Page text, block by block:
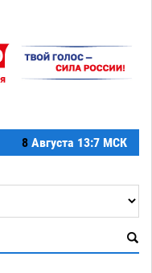
8 Августа 13:7 МСК